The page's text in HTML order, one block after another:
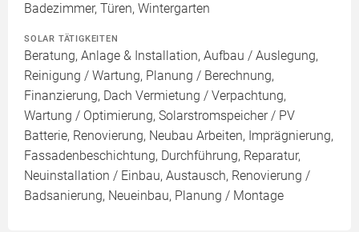
Badezimmer, Türen, Wintergarten
SOLAR TÄTIGKEITEN
Beratung, Anlage & Installation, Aufbau / Auslegung,
Reinigung / Wartung, Planung / Berechnung,
Finanzierung, Dach Vermietung / Verpachtung,
Wartung / Optimierung, Solarstromspeicher / PV
Batterie, Renovierung, Neubau Arbeiten, Imprägnierung,
Fassadenbeschichtung, Durchführung, Reparatur,
Neuinstallation / Einbau, Austausch, Renovierung /
Badsanierung, Neueinbau, Planung / Montage